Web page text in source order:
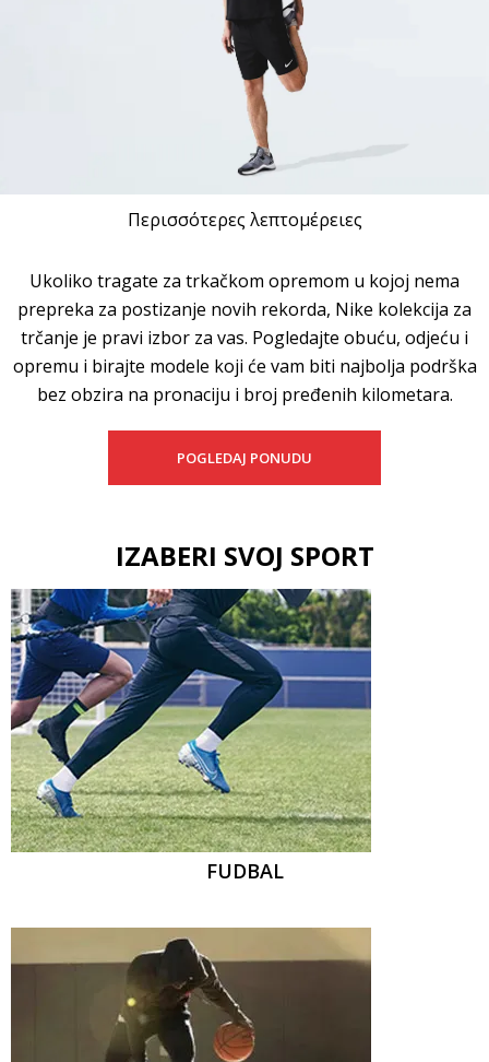
Περισσότερες λεπτομέρειες
Ukoliko tragate za trkačkom opremom u kojoj nema
prepreka za postizanje novih rekorda, Nike kolekcija za
trčanje je pravi izbor za vas. Pogledajte obuću, odjeću i
opremu i birajte modele koji će vam biti najbolja podrška
bez obzira na pronaciju i broj pređenih kilometara.
POGLEDAJ PONUDU
IZABERI SVOJ SPORT
FUDBAL